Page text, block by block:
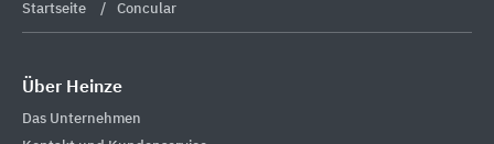
Startseite Concular
Über Heinze
Das Unternehmen